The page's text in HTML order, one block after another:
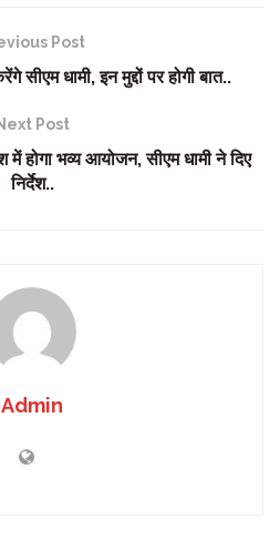
Post
सीएम धामी, इन मुद्दों पर होगी बात..
Post
होगा भव्य आयोजन, सीएम धामी ने दिए
निर्देश..
Admin